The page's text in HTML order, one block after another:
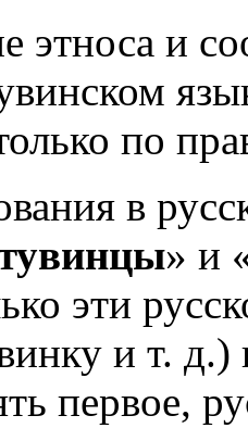
этноса и
по
в
» и
эти
и т.
первое,